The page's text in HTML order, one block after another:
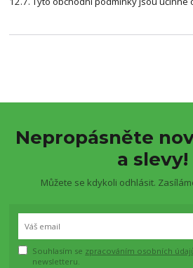
Nepropásněte
a slevy!
Můžete se kdykoli odhlásit.
Souhlasím se zpracováním osobních
newsletteru.